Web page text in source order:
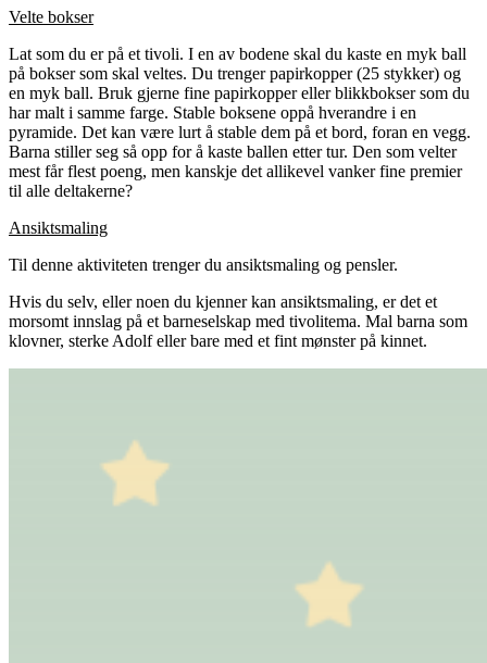
Velte bokser
Lat som du er på et tivoli. I en av bodene skal du kaste en myk ball
på bokser som skal veltes. Du trenger papirkopper (25 stykker) og
en myk ball. Bruk gjerne fine papirkopper eller blikkbokser som du
har malt i samme farge. Stable boksene oppå hverandre i en
pyramide. Det kan være lurt å stable dem på et bord, foran en vegg.
Barna stiller seg så opp for å kaste ballen etter tur. Den som velter
mest får flest poeng, men kanskje det allikevel vanker fine premier
til alle deltakerne?
Ansiktsmaling
Til denne aktiviteten trenger du ansiktsmaling og pensler.
Hvis du selv, eller noen du kjenner kan ansiktsmaling, er det et
morsomt innslag på et barneselskap med tivolitema. Mal barna som
klovner, sterke Adolf eller bare med et fint mønster på kinnet.